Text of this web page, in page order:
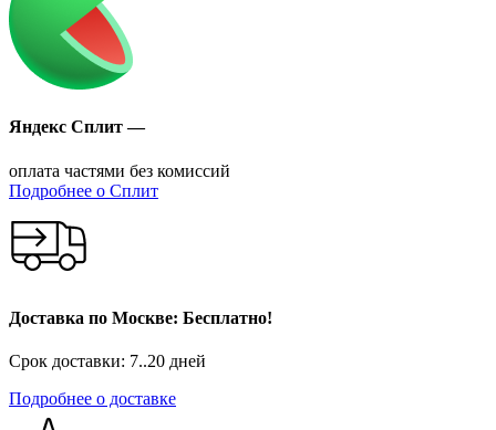
Яндекс Сплит —
оплата частями без комиссий
Подробнее о Сплит
Доставка по Москве: Бесплатно!
Срок доставки: 7..20 дней
Подробнее о доставке